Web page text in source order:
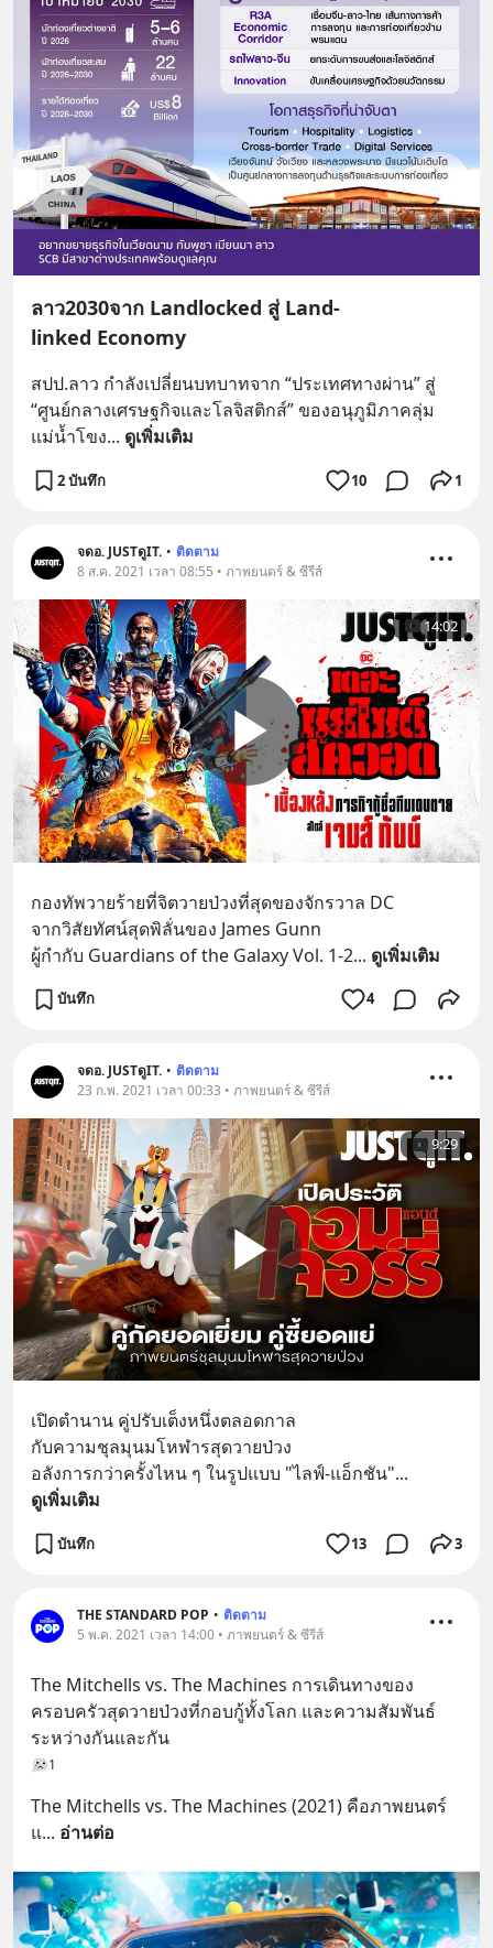
ลาว2030จาก Landlocked สู่ Land-
linked Economy
สปป.ลาว กำลังเปลี่ยนบทบาทจาก “ประเทศทางผ่าน” สู่
“ศูนย์กลางเศรษฐกิจและโลจิสติกส์” ของอนุภูมิภาคลุ่ม
แม่น้ำโขง... ดูเพิ่มเติม
2 บันทึก 10 1
จดอ. JUSTดูIT. • ติดตาม
8 ส.ค. 2021 เวลา 08:55 • ภาพยนตร์ & ซีรีส์
14:02
กองทัพวายร้ายที่จิตวายป่วงที่สุดของจักรวาล DC
จากวิสัยทัศน์สุดพิลั่นของ James Gunn
ผู้กำกับ Guardians of the Galaxy Vol. 1-2... ดูเพิ่มเติม
บันทึก 4
จดอ. JUSTดูIT. • ติดตาม
23 ก.พ. 2021 เวลา 00:33 • ภาพยนตร์ & ซีรีส์
9:29
เปิดตำนาน คู่ปรับเต็งหนึ่งตลอดกาล
กับความชุลมุนมโหฬารสุดวายป่วง
อลังการกว่าครั้งไหน ๆ ในรูปแบบ "ไลฟ์-แอ็กชัน"...
ดูเพิ่มเติม
บันทึก 13 3
THE STANDARD POP • ติดตาม
5 พ.ค. 2021 เวลา 14:00 • ภาพยนตร์ & ซีรีส์
The Mitchells vs. The Machines การเดินทางของ
ครอบครัวสุดวายป่วงที่กอบกู้ทั้งโลก และความสัมพันธ์
ระหว่างกันและกัน
1
The Mitchells vs. The Machines (2021) คือภาพยนตร์
แ... อ่านต่อ